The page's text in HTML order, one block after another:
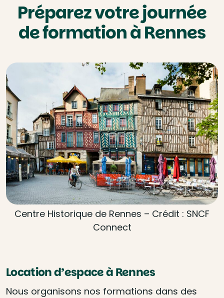
Préparez votre journée
de formation à Rennes
Centre Historique de Rennes – Crédit : SNCF
Connect
Location d’espace à Rennes
Nous organisons nos formations dans des